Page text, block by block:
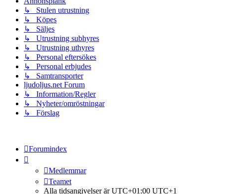
↳ Stulen utrustning
↳ Köpes
↳ Säljes
↳ Utrustning subhyres
↳ Utrustning uthyres
↳ Personal eftersökes
↳ Personal erbjudes
↳ Samtransporter
ljudoljus.net Forum
↳ Information/Regler
↳ Nyheter/omröstningar
↳ Förslag
Forumindex
Medlemmar
Teamet
Alla tidsangivelser är UTC+01:00 UTC+1